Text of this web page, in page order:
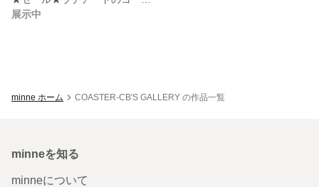
展示中
minne ホーム COASTER-CB'S GALLERY の作品一覧
minneを知る
minneについて